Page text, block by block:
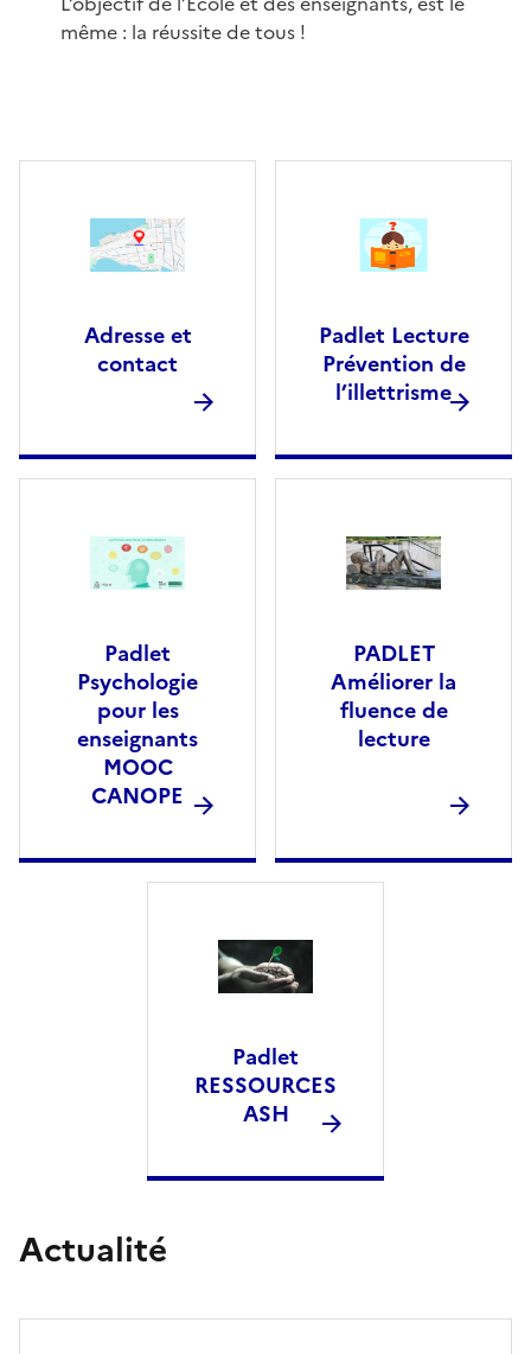
même : la réussite de tous !
Adresse et
contact
Padlet Lecture
Prévention de
l’illettrisme
Padlet
Psychologie
pour les
enseignants
MOOC
CANOPE
PADLET
Améliorer la
fluence de
lecture
Padlet
RESSOURCES
ASH
Actualité